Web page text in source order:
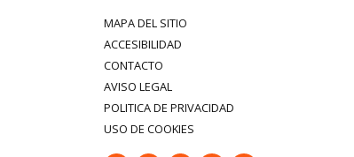
MAPA DEL SITIO
ACCESIBILIDAD
CONTACTO
AVISO LEGAL
POLITICA DE PRIVACIDAD
USO DE COOKIES